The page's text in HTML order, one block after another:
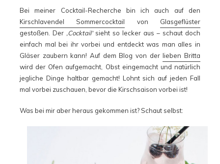
Bei meiner Cocktail-Recherche bin ich auch auf den
Kirschlavendel Sommercocktail von Glasgeflüster
gestoßen. Der ‚Cocktail‘sieht so lecker aus – schaut doch
einfach mal bei ihr vorbei und entdeckt was man alles in
Gläser zaubern kann! Auf dem Blog von derlieben Britta
wird der Ofen aufgemacht, Obst eingemacht und natürlich
jegliche Dinge haltbar gemacht! Lohnt sich auf jeden Fall
mal vorbei zuschauen, bevor die Kirschsaison vorbei ist!
Was bei mir aber heraus gekommen ist? Schaut selbst: